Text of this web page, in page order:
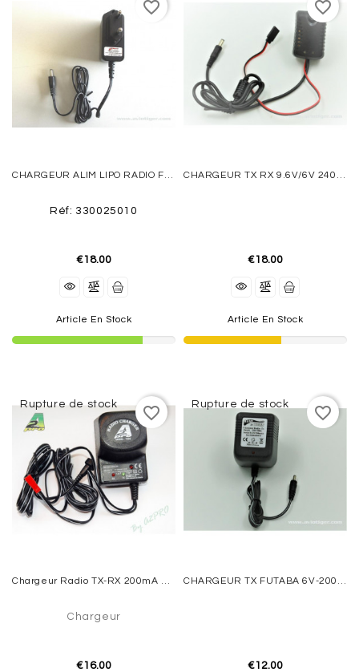
DUCTED
MOTEURS
BRUSHLESS
CONTROLEURS
CHARGEURS
GEAR
ACCESSOIRES
ÉLECTRIQUES
MOTEURS
THERMIQUES
REACTORS
TOURNANTES
AEROGLISSEURS
CHARGEUR ALIM LIPO RADIO FUTABA
Réf: 330025010
€18.00
Article En Stock
favorite_border
CHARGEUR TX RX 9.6V/6V 240mAh MAXPRO
€18.00
Article En Stock
favorite_border
Rupture de stock
Chargeur Radio TX-RX 200mA A2Pro
Chargeur
€16.00
favorite_border Rupture de stock
CHARGEUR TX FUTABA 6V-200MAH
€12.00
favorite_border